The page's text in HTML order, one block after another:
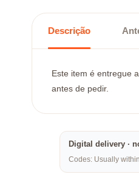
Descrição
Este item é entregue
antes de pedir.
Digital delivery ·
Codes: Usually